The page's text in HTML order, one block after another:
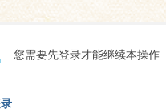
您需要先登录才能继续本操作